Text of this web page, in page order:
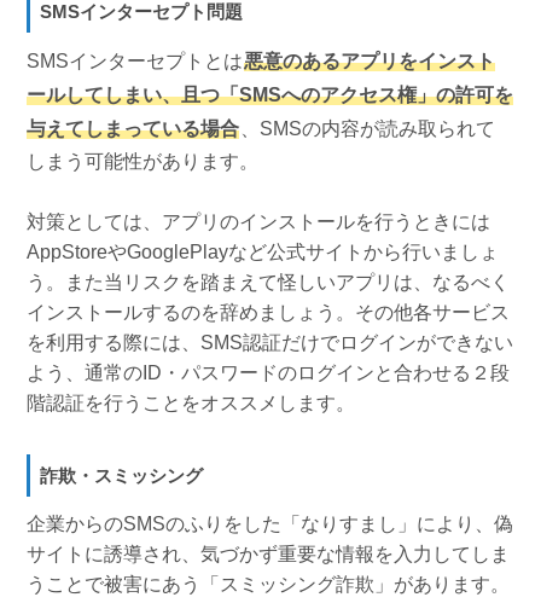
SMSインターセプト問題
SMSインターセプトとは悪意のあるアプリをインスト
ールしてしまい、且つ「SMSへのアクセス権」の許可を
与えてしまっている場合 、SMSの内容が読み取られて
しまう可能性があります。
対策としては、アプリのインストールを行うときには
AppStoreやGooglePlayなど公式サイトから行いましょ
う。また当リスクを踏まえて怪しいアプリは、なるべく
インストールするのを辞めましょう。その他各サービス
を利用する際には、SMS認証だけでログインができない
よう、通常のID・パスワードのログインと合わせる２段
階認証を行うことをオススメします。
詐欺・スミッシング
企業からのSMSのふりをした「なりすまし」により、偽
サイトに誘導され、気づかず重要な情報を入力してしま
うことで被害にあう「スミッシング詐欺」があります。